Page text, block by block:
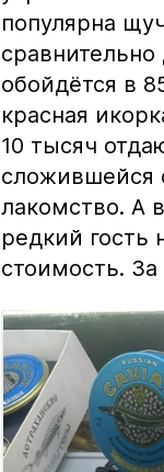
популярна
обойдётся в
красная
10 тысяч
сложившейся
лакомство. А
редкий гость
стоимость.